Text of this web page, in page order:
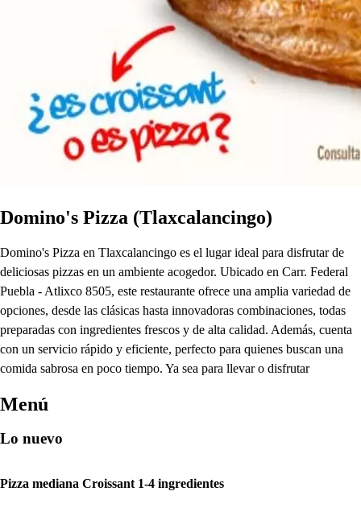
Domino's Pizza (Tlaxcalancingo)
Domino's Pizza en Tlaxcalancingo es el lugar ideal para disfrutar de
deliciosas pizzas en un ambiente acogedor. Ubicado en Carr. Federal
Puebla - Atlixco 8505, este restaurante ofrece una amplia variedad de
opciones, desde las clásicas hasta innovadoras combinaciones, todas
preparadas con ingredientes frescos y de alta calidad. Además, cuenta
con un servicio rápido y eficiente, perfecto para quienes buscan una
comida sabrosa en poco tiempo. Ya sea para llevar o disfrutar
Menú
Lo nuevo
Pizza mediana Croissant 1-4 ingredientes